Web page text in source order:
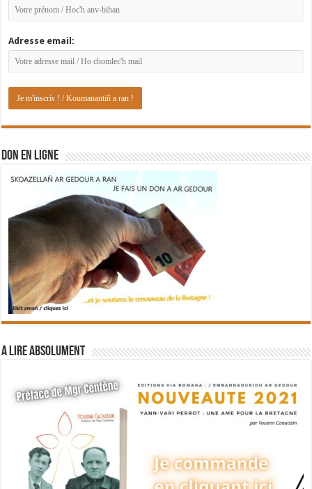
Adresse email:
DON EN LIGNE
A lire absolument